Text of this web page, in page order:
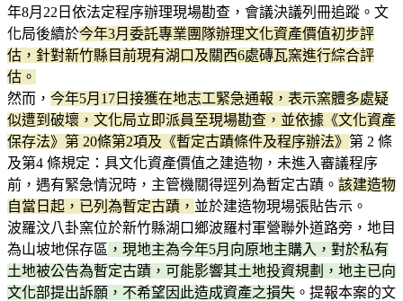
年8月22日依法定程序辦理現場勘查，會議決議列冊追蹤。文
化局後續於今年3月委託專業團隊辦理文化資產價值初步評
估，針對新竹縣目前現有湖口及關西6處磚瓦窯進行綜合評
估。
然而， 今年5月17日接獲在地志工緊急通報，表示窯體多處疑
似遭到破壞，文化局立即派員至現場勘查，並依據《文化資產
保存法》第 20條第2項及《暫定古蹟條件及程序辦法》 第 2 條
及第4 條規定：具文化資產價值之建造物，未進入審議程序
前，遇有緊急情況時，主管機關得逕列為暫定古蹟。 該建造物
自當日起，已列為暫定古蹟， 並於建造物現場張貼告示。
波羅汶八卦窯位於新竹縣湖口鄉波羅村軍營聯外道路旁，地目
為山坡地保存區 ，現地主為今年5月向原地主購入，對於私有
土地被公告為暫定古蹟，可能影響其土地投資規劃，地主已向
文化部提出訴願，不希望因此造成資產之損失 。提報本案的文